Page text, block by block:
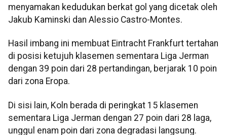
menyamakan kedudukan berkat gol yang dicetak oleh
Jakub Kaminski dan Alessio Castro-Montes.
Hasil imbang ini membuat Eintracht Frankfurt tertahan
di posisi ketujuh klasemen sementara Liga Jerman
dengan 39 poin dari 28 pertandingan, berjarak 10 poin
dari zona Eropa.
Di sisi lain, Koln berada di peringkat 15 klasemen
sementara Liga Jerman dengan 27 poin dari 28 laga,
unggul enam poin dari zona degradasi langsung.